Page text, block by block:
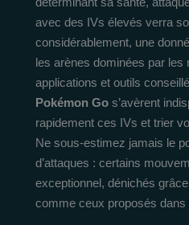
avec des IVs élevés verra
considérablement, une
les arènes dominées par
applications et outils
Pokémon Go s’avèrent
rapidement ces IVs et trier
Ne sous-estimez jamais le
d’attaques : certains
exceptionnel, dénichés
comme ceux proposés dans